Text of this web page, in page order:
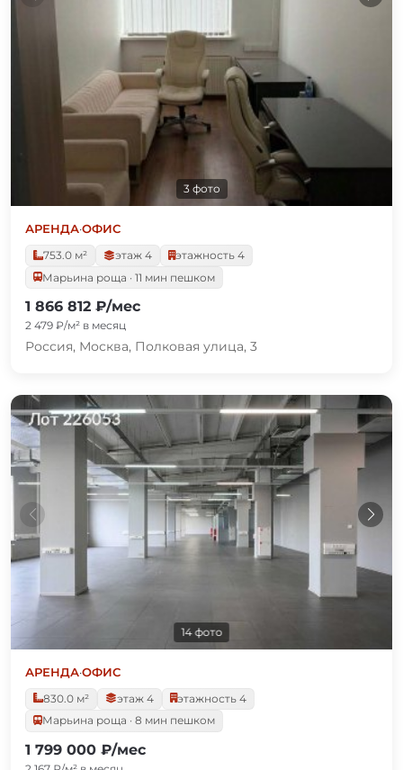
3 фото
АРЕНДА·ОФИС
753.0 м²
этаж 4
этажность 4
Марьина роща · 11 мин пешком
1 866 812 ₽/мес
2 479 ₽/м² в месяц
Россия, Москва, Полковая улица, 3
14 фото
АРЕНДА·ОФИС
830.0 м²
этаж 4
этажность 4
Марьина роща · 8 мин пешком
1 799 000 ₽/мес